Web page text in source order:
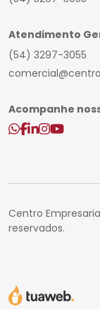
Atendimento
(54) 3297-3055
Acompanhe
Centro
reservados.